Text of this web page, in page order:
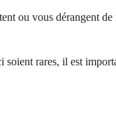
ou vous dérangent
rares, il est